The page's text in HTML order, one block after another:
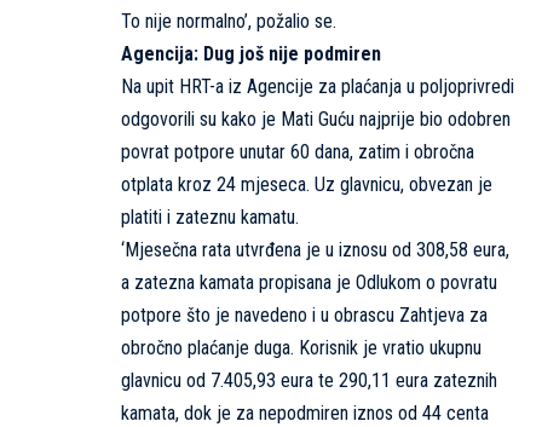
To nije normalno’, požalio se.
Agencija: Dug još nije podmiren
Na upit HRT-a iz Agencije za plaćanja u poljoprivredi
odgovorili su kako je Mati Guću najprije bio odobren
povrat potpore unutar 60 dana, zatim i obročna
otplata kroz 24 mjeseca. Uz glavnicu, obvezan je
platiti i zateznu kamatu.
‘Mjesečna rata utvrđena je u iznosu od 308,58 eura,
a zatezna kamata propisana je Odlukom o povratu
potpore što je navedeno i u obrascu Zahtjeva za
obročno plaćanje duga. Korisnik je vratio ukupnu
glavnicu od 7.405,93 eura te 290,11 eura zateznih
kamata, dok je za nepodmiren iznos od 44 centa